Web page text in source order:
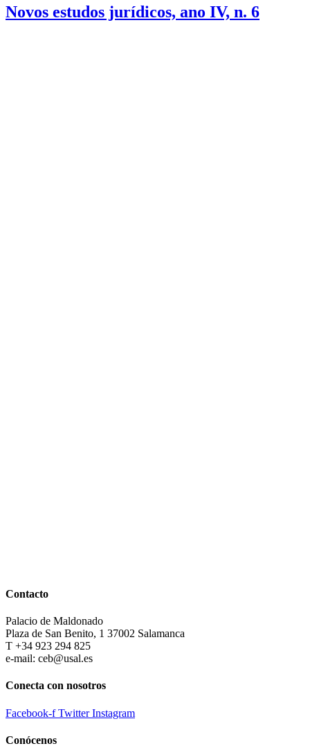
Novos estudos jurídicos, ano IV, n. 6
Contacto
Palacio de Maldonado
Plaza de San Benito, 1 37002 Salamanca
T +34 923 294 825
e-mail: ceb@usal.es
Conecta con nosotros
Facebook-f Twitter Instagram
Conócenos